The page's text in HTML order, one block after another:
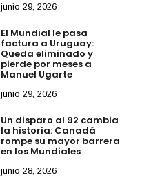
junio 29, 2026
El Mundial le pasa
factura a Uruguay:
Queda eliminado y
pierde por meses a
Manuel Ugarte
junio 29, 2026
Un disparo al 92 cambia
la historia: Canadá
rompe su mayor barrera
en los Mundiales
junio 28, 2026